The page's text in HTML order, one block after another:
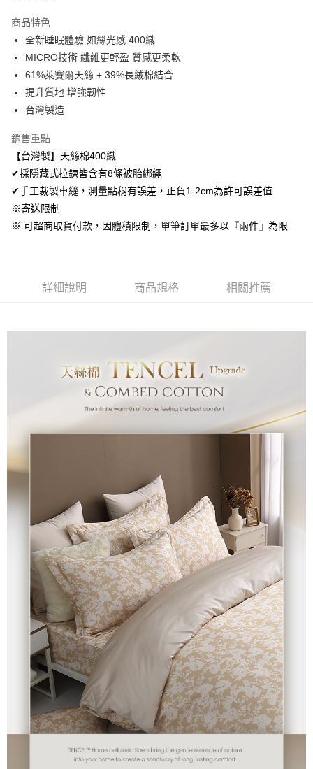
Apple Pay
悠遊付
Google Pay
AFTEE先享後付
相關說明
AFTEE先享後付是「在收到商品之後才付款」的支付方式。 讓您購物簡單
便利好安心！
１．簡單：不需註冊會員、不需綁卡、不需儲值。
２．便利：只要手機號碼，簡訊認證，即可結帳。
３．安心：先確認商品／服務後，再付款。
３．收到繳費通知簡訊後14天內，點擊此簡訊中的連結，可透過四大超商／
是否繳費成功／繳費後需取消欲退款等相關疑問，請聯繫「AFTEE先享後付
客戶支援中心」https://netprotections.freshdesk.com/support/home
１．透過由恩沛科技股份有限公司提供之「AFTEE先享後付」服務完成之交
易，需依本服務之必要範圍內提供個人資料，並將交易相關給付款項請求債
權轉讓予恩沛科技股份有限公司。
https://aftee.tw/terms/#terms3
３．未成年的使用者請事先徵得法定代理人或監護人之同意方可使用
「AFTEE先享後付」，若未經同意申辦者引起之損失，本公司不負相關責
４．使用「AFTEE先享後付」時，將依據個別帳號之用戶狀況，依本公司即
時審查核予不同之上限額度；若仍有額度不足之情形，本公司將視審查結果
請求用戶進行身份認證。
５．嚴禁一人註冊多個帳號或使用他人資訊註冊。若發現惡意使用之情形，
恩沛科技股份有限公司將有權停止該用戶之使用額度並採取法律行動。
ATM付款
運送方式
全家取貨付款
免運費
每筆NT$60，滿NT$499(含以上)免運費
每筆NT$100，滿NT$499(含以上)免運費
每筆NT$100，滿NT$499(含以上)免運費
商品特色
全新睡眠體驗 如絲光感 400織
MICRO技術 纖維更輕盈 質感更柔軟
61%萊賽爾天絲 + 39%長絨棉結合
提升質地 增強韌性
台灣製造
銷售重點
【台灣製】天絲棉400織
✔採隱藏式拉鍊皆含有8條被胎綁繩
✔手工裁製車縫，測量點稍有誤差，正負1-2cm為許可誤差值
※寄送限制
※ 可超商取貨付款，因體積限制，單筆訂單最多以『兩件』為限
詳細說明 商品規格 相關推薦